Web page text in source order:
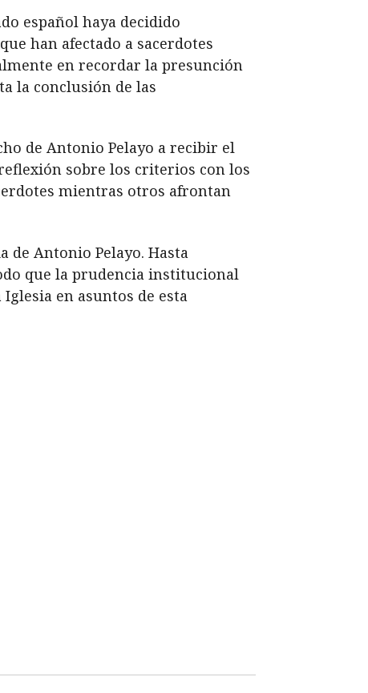
español haya decidido
han afectado a sacerdotes
en recordar la presunción
la conclusión de las
de Antonio Pelayo a recibir el
sobre los criterios con los
mientras otros afrontan
de Antonio Pelayo. Hasta
que la prudencia institucional
en asuntos de esta